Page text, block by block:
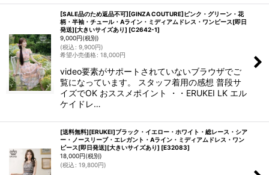
[SALE品のため返品不可][GINZA COUTURE]ピンク・グリーン・花
柄・半袖・チュール・Aライン・ミディアムドレス・ワンピース[即日
発送][大きいサイズあり] [C2642-1]
9,000円(税別)
(税込 : 9,900円)
希望小売価格: 18,000円
video要素がサポートされていないブラウザでご
覧になっています。 スタッフ着用の感想 普段サ
イズでOK おススメポイント ・・ERUKEI LK エル
ケイドレ…
[送料無料][ERUKEI]ブラック・イエロー・ホワイト・総レース・シア
ー・ノースリーブ・エレガント・Aライン・ミディアムドレス・ワン
ピース[即日発送][大きいサイズあり] [E32083]
18,000円(税別)
(税込 : 19,800円)